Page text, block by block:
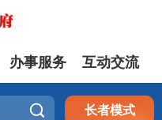
办事服务 互动交流
 长者模式